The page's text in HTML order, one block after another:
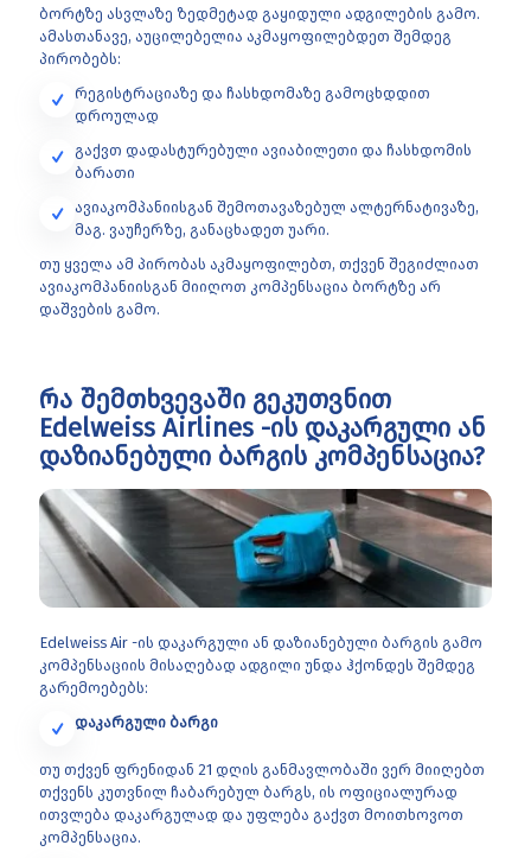
ბორტზე ასვლაზე ზედმეტად გაყიდული ადგილების გამო.
ამასთანავე, აუცილებელია აკმაყოფილებდეთ შემდეგ
პირობებს:
რეგისტრაციაზე და ჩასხდომაზე გამოცხდდით
დროულად
გაქვთ დადასტურებული ავიაბილეთი და ჩასხდომის
ბარათი
ავიაკომპანიისგან შემოთავაზებულ ალტერნატივაზე,
მაგ. ვაუჩერზე, განაცხადეთ უარი.
თუ ყველა ამ პირობას აკმაყოფილებთ, თქვენ შეგიძლიათ
ავიაკომპანიისგან მიიღოთ კომპენსაცია ბორტზე არ
დაშვების გამო.
რა შემთხვევაში გეკუთვნით
Edelweiss Airlines -ის დაკარგული ან
დაზიანებული ბარგის კომპენსაცია?
Edelweiss Air -ის დაკარგული ან დაზიანებული ბარგის გამო
კომპენსაციის მისაღებად ადგილი უნდა ჰქონდეს შემდეგ
გარემოებებს:
დაკარგული ბარგი
თუ თქვენ ფრენიდან 21 დღის განმავლობაში ვერ მიიღებთ
თქვენს კუთვნილ ჩაბარებულ ბარგს, ის ოფიციალურად
ითვლება დაკარგულად და უფლება გაქვთ მოითხოვოთ
კომპენსაცია.